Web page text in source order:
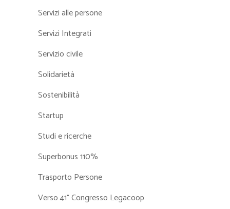
Servizi alle persone
Servizi Integrati
Servizio civile
Solidarietà
Sostenibilità
Startup
Studi e ricerche
Superbonus 110%
Trasporto Persone
Verso 41° Congresso Legacoop